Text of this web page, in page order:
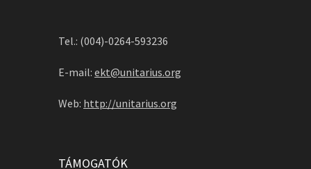
Tel.: (004)-0264-593236
E-mail: ekt@unitarius.org
Web: http://unitarius.org
TÁMOGATÓK